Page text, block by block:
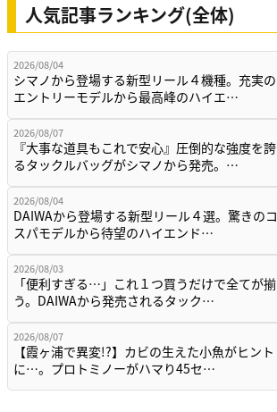
人気記事ランキング(全体)
2026/08/04
シマノから登場する新型リール４機種。充実の
エントリーモデルから最高峰のハイエ…
2026/08/07
『大事な道具もこれで安心』圧倒的な強度を誇
るタックルバッグがシマノから発売。…
2026/08/04
DAIWAから登場する新型リール４選。驚きのコ
スパモデルから待望のハイエンド…
2026/08/03
「便利すぎる…」これ１つ買うだけで全てが揃
う。DAIWAから発売されるタック…
2026/08/07
【霞ヶ浦で異変!?】カビの生えた小魚がヒント
に…。プロトミノーがハマり45セ…